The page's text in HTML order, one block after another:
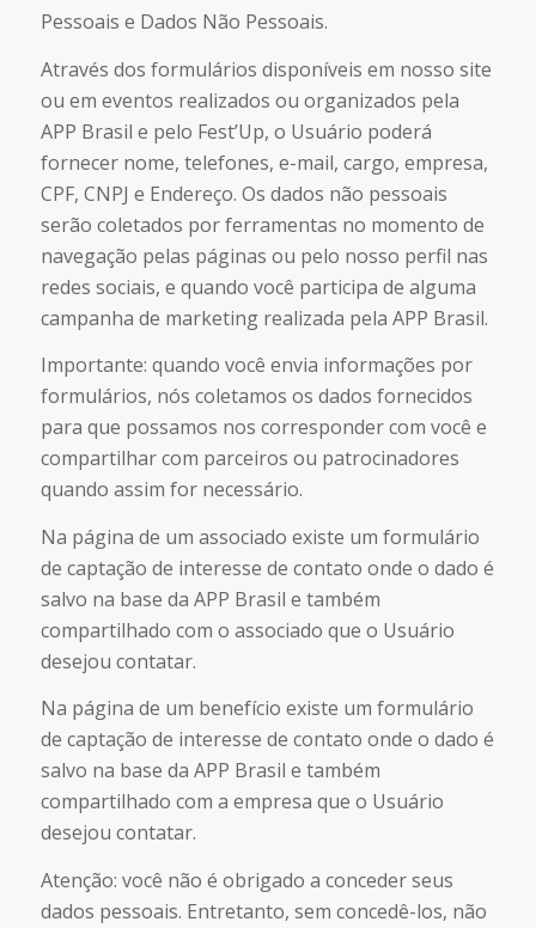
Pessoais e Dados Não Pessoais.
Através dos formulários disponíveis em nosso site
ou em eventos realizados ou organizados pela
APP Brasil e pelo Fest’Up, o Usuário poderá
fornecer nome, telefones, e-mail, cargo, empresa,
CPF, CNPJ e Endereço. Os dados não pessoais
serão coletados por ferramentas no momento de
navegação pelas páginas ou pelo nosso perfil nas
redes sociais, e quando você participa de alguma
campanha de marketing realizada pela APP Brasil.
Importante: quando você envia informações por
formulários, nós coletamos os dados fornecidos
para que possamos nos corresponder com você e
compartilhar com parceiros ou patrocinadores
quando assim for necessário.
Na página de um associado existe um formulário
de captação de interesse de contato onde o dado é
salvo na base da APP Brasil e também
compartilhado com o associado que o Usuário
desejou contatar.
Na página de um benefício existe um formulário
de captação de interesse de contato onde o dado é
salvo na base da APP Brasil e também
compartilhado com a empresa que o Usuário
desejou contatar.
Atenção: você não é obrigado a conceder seus
dados pessoais. Entretanto, sem concedê-los, não